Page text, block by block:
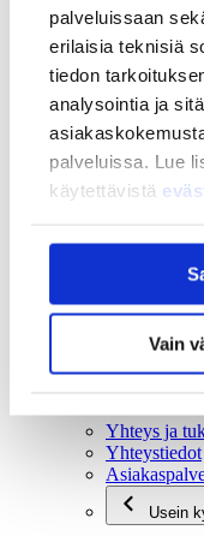
palveluissaan
erilaisia teknisiä
tiedon
analysointia ja
palveluissa. Lue
käytettävistä
Vain
Me
Me
Ajankohtaista
Uutiset
Tapahtumat
Yhteys ja
Yhteystiedot
Usein